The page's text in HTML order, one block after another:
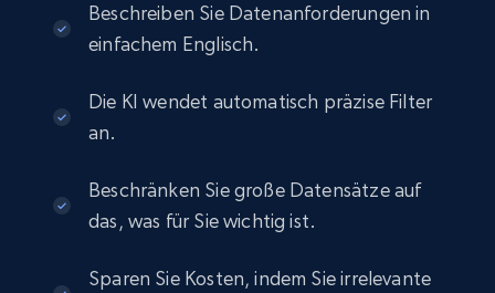
2.5K+ 378+ Jetzt kaufen
eBay
Seller reviews, Breadcrumbs, Root category, and
more.
eCommerce
Beschreiben Sie Datenanforderungen in
einfachem Englisch.
Die KI wendet automatisch präzise Filter
an.
Beschränken Sie große Datensätze auf
das, was für Sie wichtig ist.
Sparen Sie Kosten, indem Sie irrelevante